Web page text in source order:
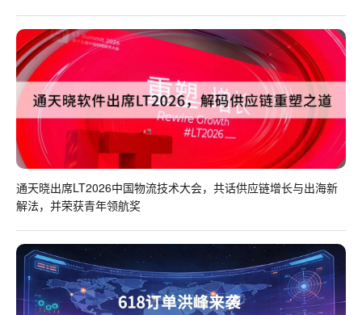
通天晓出席LT2026中国物流技术大会，共话供应链增长与出海新
解法，并荣获青年领航奖